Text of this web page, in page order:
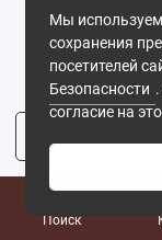
Поиск
Мы
сохранения
посетителей
Безопасности
согласие на